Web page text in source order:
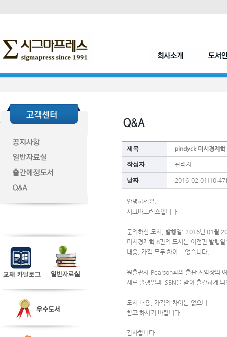
제목 pindyck 미시경제학
작성자 관리자
날짜 2016-02-01[10:47]
안녕하세요.
시그마프레스입니다.
문의하신 도서, 발행일: 2016년 01월
미시경제학 8판의 도서는 이전판 발행
내용, 가격 모두 차이는 없습니다.
원출판사 Pearson과의 출판 계약상의
새로 발행일과 ISBN을 받아 출간하게
도서 내용, 가격의 차이는 없으니
참고 하시기 바랍니다.
감사합니다.